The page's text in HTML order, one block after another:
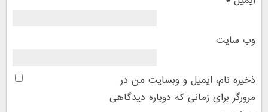
وب‌ سایت
ذخیره نام، ایمیل و وبسایت من در
مرورگر برای زمانی که دوباره دیدگاهی